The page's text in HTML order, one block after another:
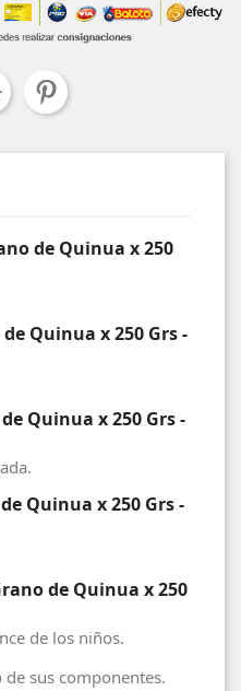
de Quinua x 250
Quinua x 250 Grs -
Quinua x 250 Grs -
Quinua x 250 Grs -
de Quinua x 250
de los niños.
sus componentes.